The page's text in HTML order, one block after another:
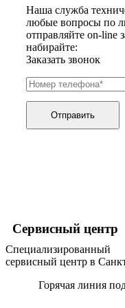
хьюмидоров
ибп
игровых
игрушек
игрушек на
имитаторов
ингаляторов
инверторов
ионизаторов
ip телефонов
Наша служба
любые вопросы по
отправляйте on-line
набирайте:
Заказать звонок
Отправить
Сервисный центр
Специализированный
сервисный центр в
Горячая линия